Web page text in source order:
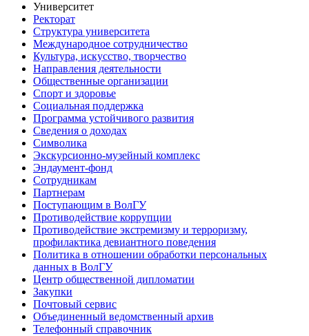
Университет
Ректорат
Структура университета
Международное сотрудничество
Культура, искусство, творчество
Направления деятельности
Общественные организации
Спорт и здоровье
Социальная поддержка
Программа устойчивого развития
Сведения о доходах
Символика
Экскурсионно-музейный комплекс
Эндаумент-фонд
Сотрудникам
Партнерам
Поступающим в ВолГУ
Противодействие коррупции
Противодействие экстремизму и терроризму,
профилактика девиантного поведения
Политика в отношении обработки персональных
данных в ВолГУ
Центр общественной дипломатии
Закупки
Почтовый сервис
Объединенный ведомственный архив
Телефонный справочник